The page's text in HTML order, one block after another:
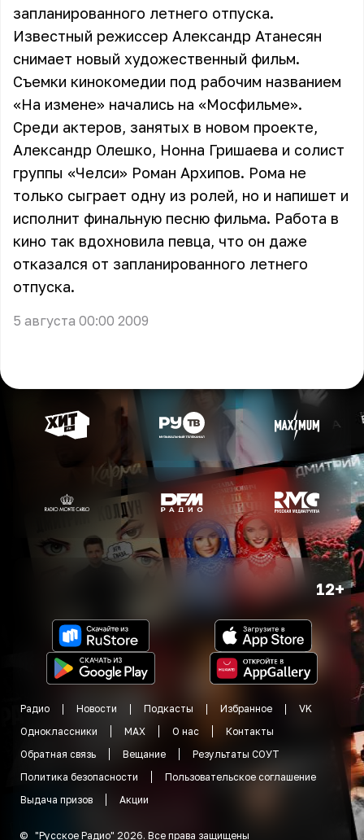
запланированного летнего отпуска.
Известный режиссер Александр Атанесян
снимает новый художественный фильм.
Съемки кинокомедии под рабочим названием
«На измене» начались на «Мосфильме».
Среди актеров, занятых в новом проекте,
Александр Олешко, Нонна Гришаева и солист
группы «Челси» Роман Архипов. Рома не
только сыграет одну из ролей, но и напишет и
исполнит финальную песню фильма. Работа в
кино так вдохновила певца, что он даже
отказался от запланированного летнего
отпуска.
5 августа 00:00 2009
12+
Радио Новости Подкасты Избранное
VK
Одноклассники
MAX О нас
Контакты
Обратная связь
Вещание
Результаты СОУТ
Политика безопасности
Пользовательское соглашение
Выдача призов
Акции
© "Русское Радио" 2026. Все права защищены